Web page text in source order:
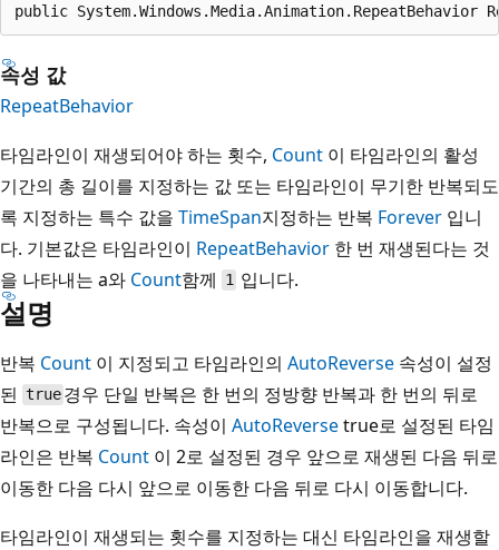
public
속성 값
RepeatBehavior
타임라인이 재생되어야 하는 횟수, Count 이 타임라인의 활성
기간의 총 길이를 지정하는 값 또는 타임라인이 무기한 반복되도
록 지정하는 특수 값을 TimeSpan지정하는 반복 Forever 입니
다. 기본값은 타임라인이 RepeatBehavior 한 번 재생된다는 것
을 나타내는 a와 Count함께 1 입니다.
설명
반복 Count 이 지정되고 타임라인의 AutoReverse 속성이 설정
된 true 경우 단일 반복은 한 번의 정방향 반복과 한 번의 뒤로
반복으로 구성됩니다. 속성이 AutoReversetrue로 설정된 타임
라인은 반복 Count 이 2로 설정된 경우 앞으로 재생된 다음 뒤로
이동한 다음 다시 앞으로 이동한 다음 뒤로 다시 이동합니다.
타임라인이 재생되는 횟수를 지정하는 대신 타임라인을 재생할